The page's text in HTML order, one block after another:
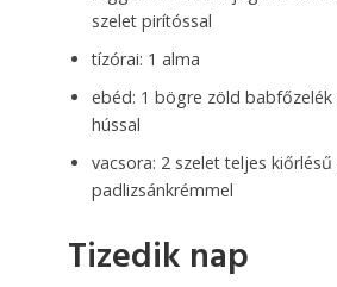
szelet pirítóssal
tízórai: 1 alma
ebéd: 1 bögre zöld babfőzelék
hússal
vacsora: 2 szelet teljes
padlizsánkrémmel
Tizedik nap